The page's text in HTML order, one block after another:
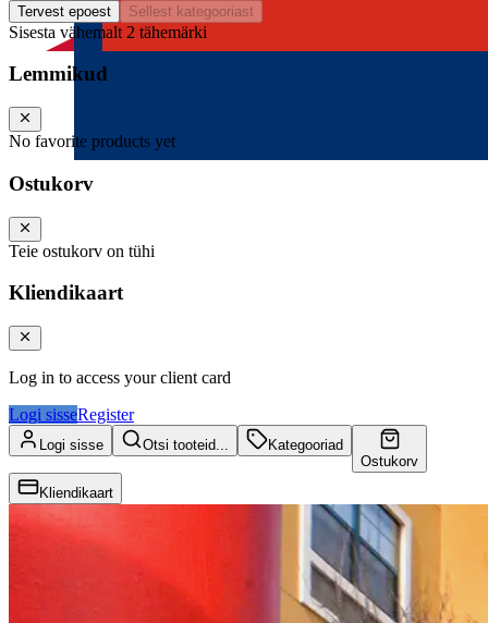
Tervest epoest Sellest kategooriast
Sisesta vähemalt 2 tähemärki
Lemmikud
No favorite products yet
Ostukorv
Teie ostukorv on tühi
Kliendikaart
Log in to access your client card
Logi sisseRegister
Logi sisse Otsi tooteid...
Kategooriad
Ostukorv
Kliendikaart